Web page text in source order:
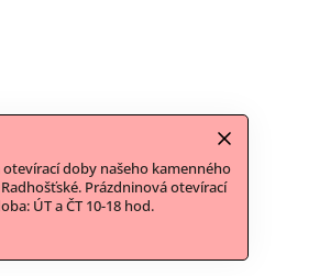
otevírací doby našeho kamenného
Prázdninová otevírací
ÚT a ČT 10-18 hod.